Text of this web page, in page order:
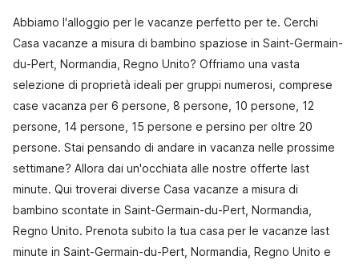
Abbiamo l'alloggio per le vacanze perfetto per te. Cerchi
Casa vacanze a misura di bambino spaziose in Saint-Germain-
du-Pert, Normandia, Regno Unito? Offriamo una vasta
selezione di proprietà ideali per gruppi numerosi, comprese
case vacanza per 6 persone, 8 persone, 10 persone, 12
persone, 14 persone, 15 persone e persino per oltre 20
persone. Stai pensando di andare in vacanza nelle prossime
settimane? Allora dai un'occhiata alle nostre offerte last
minute. Qui troverai diverse Casa vacanze a misura di
bambino scontate in Saint-Germain-du-Pert, Normandia,
Regno Unito. Prenota subito la tua casa per le vacanze last
minute in Saint-Germain-du-Pert, Normandia, Regno Unito e